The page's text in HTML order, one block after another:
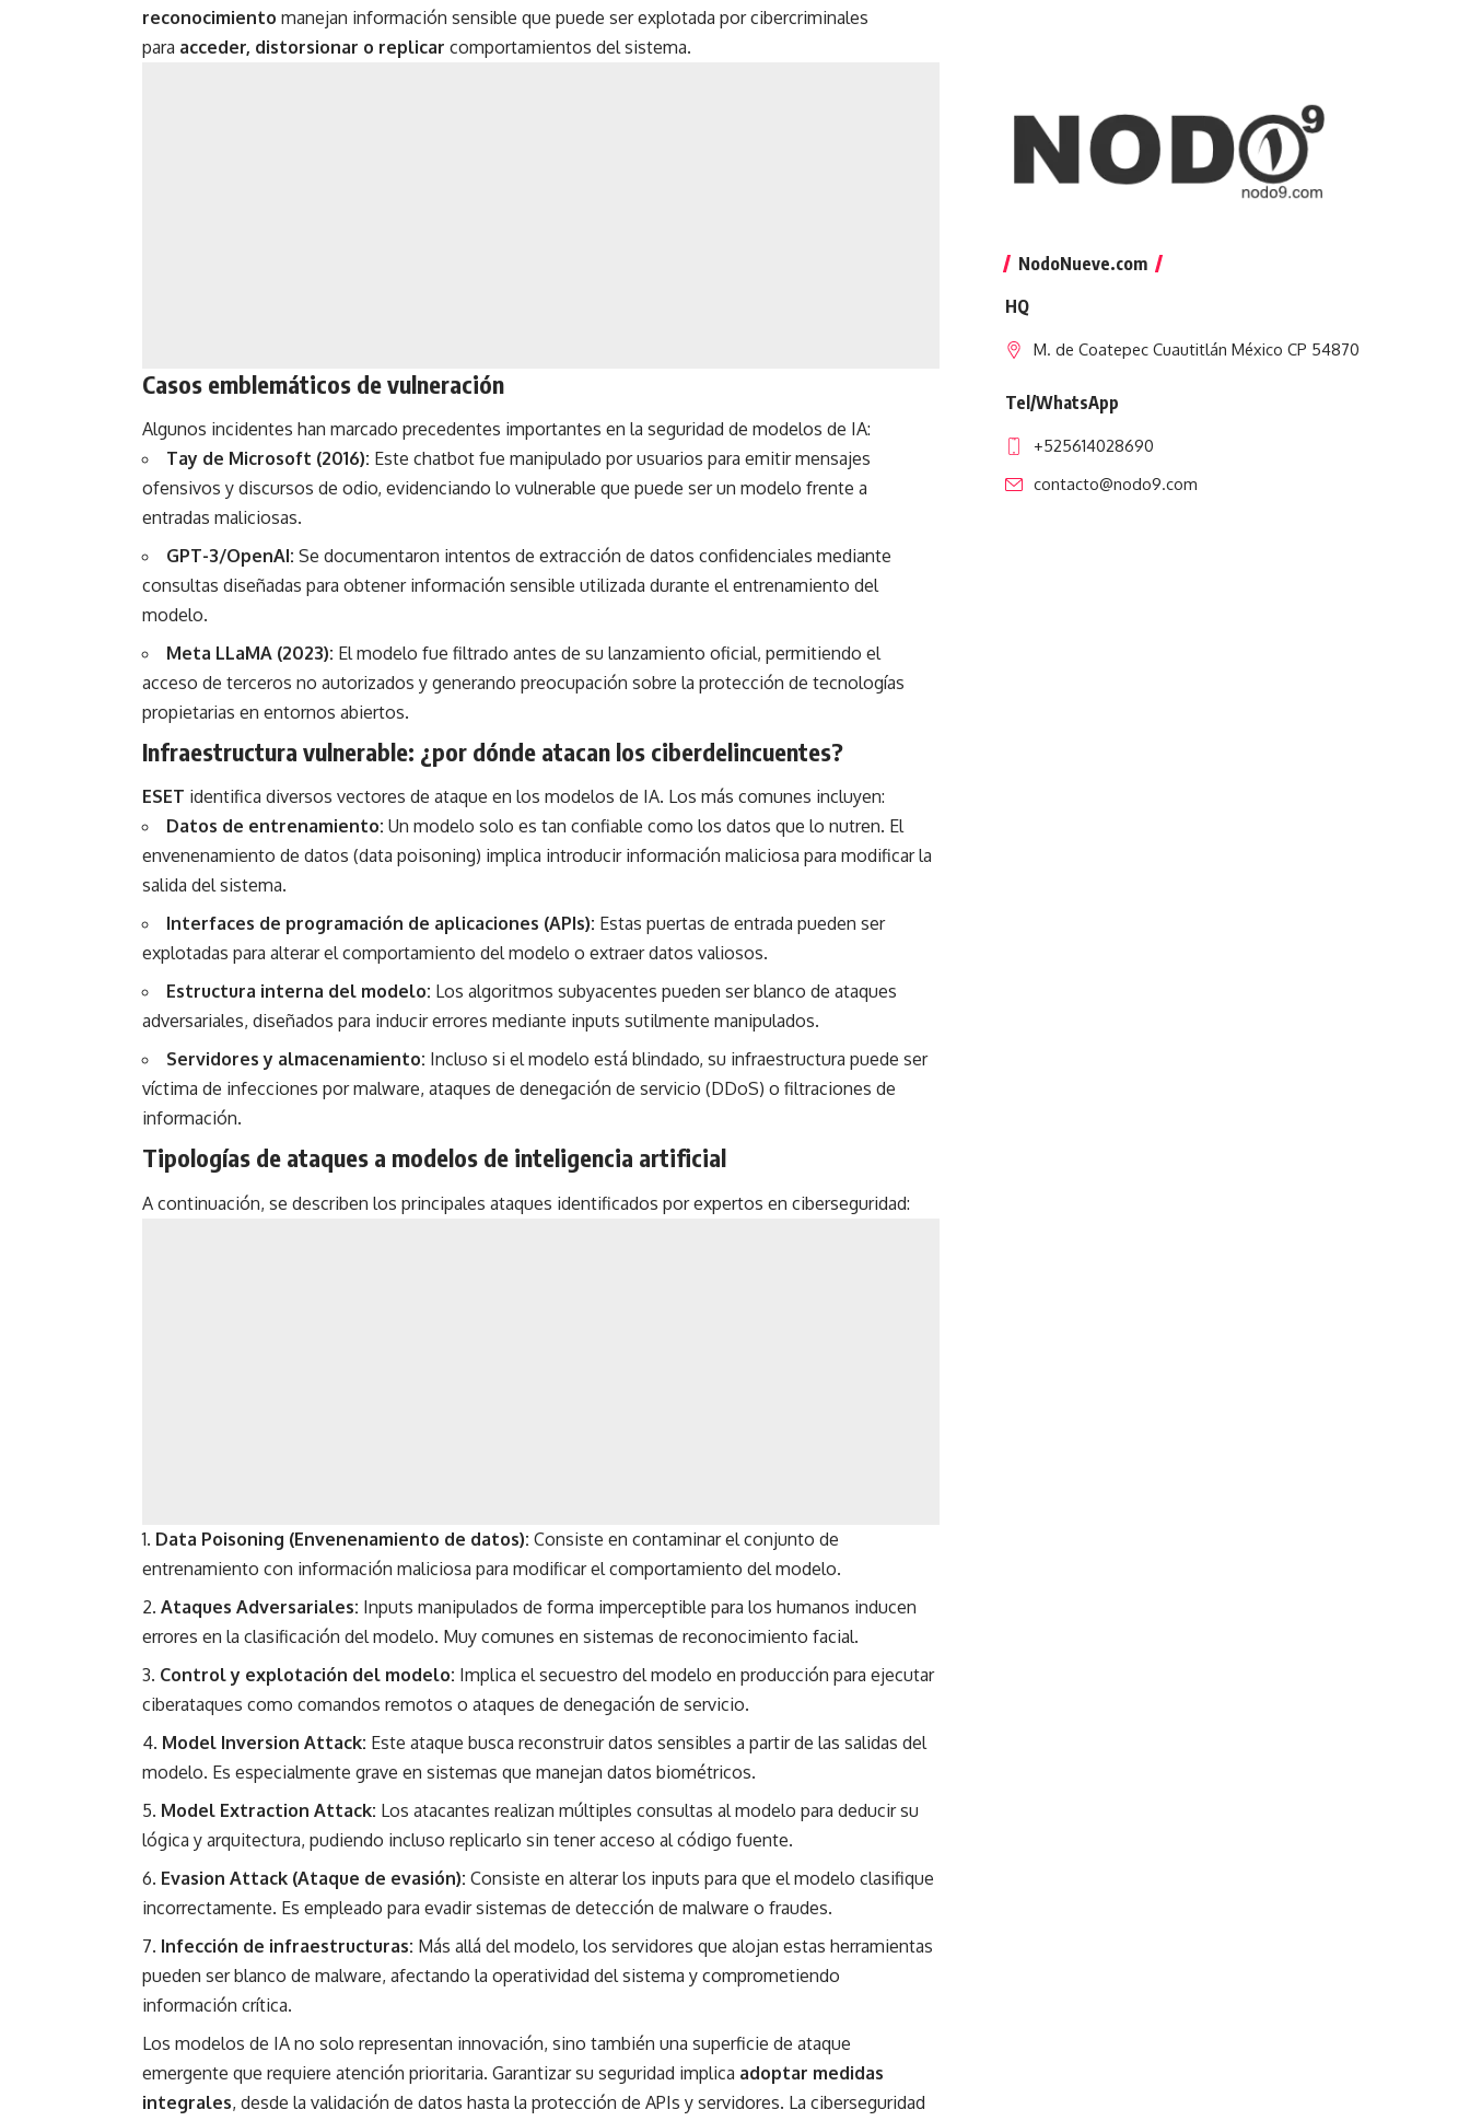
reconocimiento manejan información sensible que puede ser explotada por cibercriminales
para acceder, distorsionar o replicar comportamientos del sistema.
Casos emblemáticos de vulneración
Algunos incidentes han marcado precedentes importantes en la seguridad de modelos de IA:
Tay de Microsoft (2016): Este chatbot fue manipulado por usuarios para emitir mensajes
ofensivos y discursos de odio, evidenciando lo vulnerable que puede ser un modelo frente a
entradas maliciosas.
GPT-3/OpenAI: Se documentaron intentos de extracción de datos confidenciales mediante
consultas diseñadas para obtener información sensible utilizada durante el entrenamiento del
modelo.
Meta LLaMA (2023): El modelo fue filtrado antes de su lanzamiento oficial, permitiendo el
acceso de terceros no autorizados y generando preocupación sobre la protección de tecnologías
propietarias en entornos abiertos.
Infraestructura vulnerable: ¿por dónde atacan los ciberdelincuentes?
ESET identifica diversos vectores de ataque en los modelos de IA. Los más comunes incluyen:
Datos de entrenamiento: Un modelo solo es tan confiable como los datos que lo nutren. El
envenenamiento de datos (data poisoning) implica introducir información maliciosa para modificar la
salida del sistema.
Interfaces de programación de aplicaciones (APIs): Estas puertas de entrada pueden ser
explotadas para alterar el comportamiento del modelo o extraer datos valiosos.
Estructura interna del modelo: Los algoritmos subyacentes pueden ser blanco de ataques
adversariales, diseñados para inducir errores mediante inputs sutilmente manipulados.
Servidores y almacenamiento: Incluso si el modelo está blindado, su infraestructura puede ser
víctima de infecciones por malware, ataques de denegación de servicio (DDoS) o filtraciones de
información.
Tipologías de ataques a modelos de inteligencia artificial
A continuación, se describen los principales ataques identificados por expertos en ciberseguridad:
Data Poisoning (Envenenamiento de datos): Consiste en contaminar el conjunto de
entrenamiento con información maliciosa para modificar el comportamiento del modelo.
Ataques Adversariales: Inputs manipulados de forma imperceptible para los humanos inducen
errores en la clasificación del modelo. Muy comunes en sistemas de reconocimiento facial.
Control y explotación del modelo: Implica el secuestro del modelo en producción para ejecutar
ciberataques como comandos remotos o ataques de denegación de servicio.
Model Inversion Attack: Este ataque busca reconstruir datos sensibles a partir de las salidas del
modelo. Es especialmente grave en sistemas que manejan datos biométricos.
Model Extraction Attack: Los atacantes realizan múltiples consultas al modelo para deducir su
lógica y arquitectura, pudiendo incluso replicarlo sin tener acceso al código fuente.
Evasion Attack (Ataque de evasión): Consiste en alterar los inputs para que el modelo clasifique
incorrectamente. Es empleado para evadir sistemas de detección de malware o fraudes.
Infección de infraestructuras: Más allá del modelo, los servidores que alojan estas herramientas
pueden ser blanco de malware, afectando la operatividad del sistema y comprometiendo
información crítica.
Los modelos de IA no solo representan innovación, sino también una superficie de ataque
emergente que requiere atención prioritaria. Garantizar su seguridad implica adoptar medidas
integrales, desde la validación de datos hasta la protección de APIs y servidores. La ciberseguridad
NodoNueve.com
HQ
M. de Coatepec Cuautitlán México CP 54870
Tel/WhatsApp
+525614028690
contacto@nodo9.com